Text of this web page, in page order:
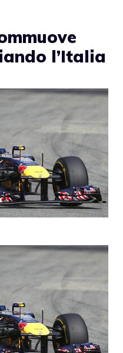
l’Italia